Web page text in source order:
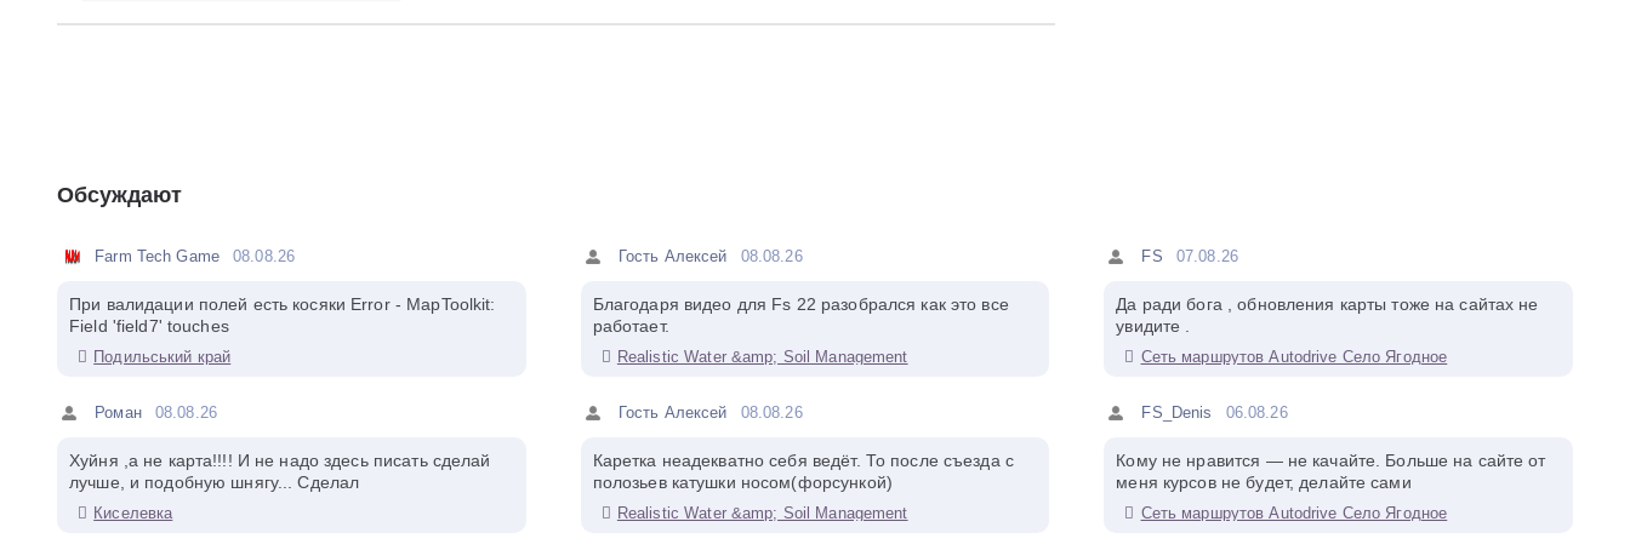
Обсуждают
Farm Tech Game 08.08.26
При валидации полей есть косяки Error - MapToolkit:
Field 'field7' touches
Подильський край
Роман 08.08.26
Хуйня ,а не карта!!!! И не надо здесь писать сделай
лучше, и подобную шнягу... Сделал
Киселевка
Гость Алексей 08.08.26
Благодаря видео для Fs 22 разобрался как это все
работает.
Realistic Water &amp; Soil Management
Гость Алексей 08.08.26
Каретка неадекватно себя ведёт. То после съезда с
полозьев катушки носом(форсункой)
Realistic Water &amp; Soil Management
FS 07.08.26
Да ради бога , обновления карты тоже на сайтах не
увидите .
Сеть маршрутов Autodrive Село Ягодное
FS_Denis 06.08.26
Кому не нравится — не качайте. Больше на сайте от
меня курсов не будет, делайте сами
Сеть маршрутов Autodrive Село Ягодное